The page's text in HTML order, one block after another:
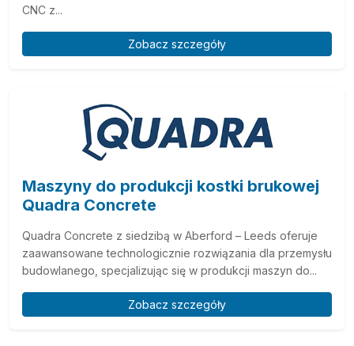
CNC z...
Zobacz szczegóły
Maszyny do produkcji kostki brukowej
Quadra Concrete
Quadra Concrete z siedzibą w Aberford – Leeds oferuje
zaawansowane technologicznie rozwiązania dla przemysłu
budowlanego, specjalizując się w produkcji maszyn do...
Zobacz szczegóły